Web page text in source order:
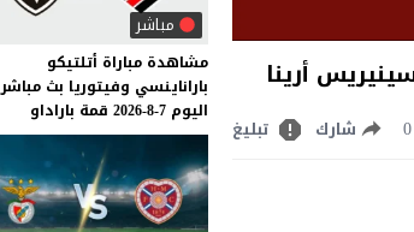
0 شارك تبليغ
مباشر
مشاهدة مباراة أتلتيكو
باراناينسي وفيتوريا بث مباشر
اليوم 7-8-2026 قمة باراداو